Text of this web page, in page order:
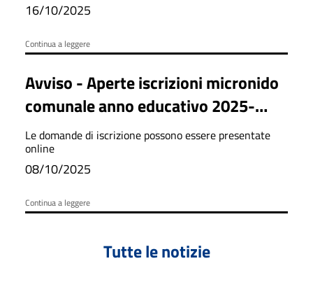
16/10/2025
Continua a leggere
Avviso - Aperte iscrizioni micronido
comunale anno educativo 2025-
2026
Le domande di iscrizione possono essere presentate
online
08/10/2025
Continua a leggere
Tutte le notizie